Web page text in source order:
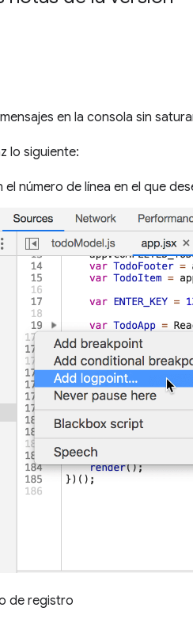
en la consola sin
lo siguiente:
número de línea en el que
de registro